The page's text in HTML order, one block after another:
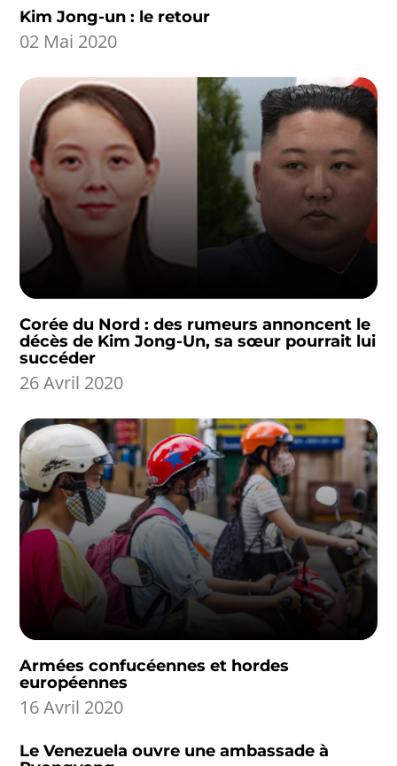
Kim Jong-un : le retour
02 Mai 2020
Corée du Nord : des rumeurs annoncent le
décès de Kim Jong-Un, sa sœur pourrait lui
succéder
26 Avril 2020
Armées confucéennes et hordes
européennes
16 Avril 2020
Le Venezuela ouvre une ambassade à